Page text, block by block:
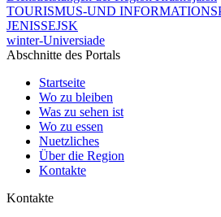
TOURISMUS-UND
JENISSEJSK
winter-Universiade
Abschnitte des Portals
Startseite
Wo zu bleiben
Was zu sehen ist
Wo zu essen
Nuetzliches
Über die Region
Kontakte
Kontakte